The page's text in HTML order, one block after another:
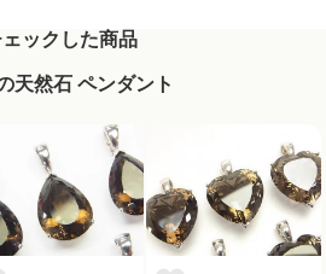
ックした商品
天然石 ペンダント